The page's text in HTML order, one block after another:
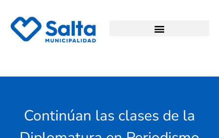
Continúan las clases de la